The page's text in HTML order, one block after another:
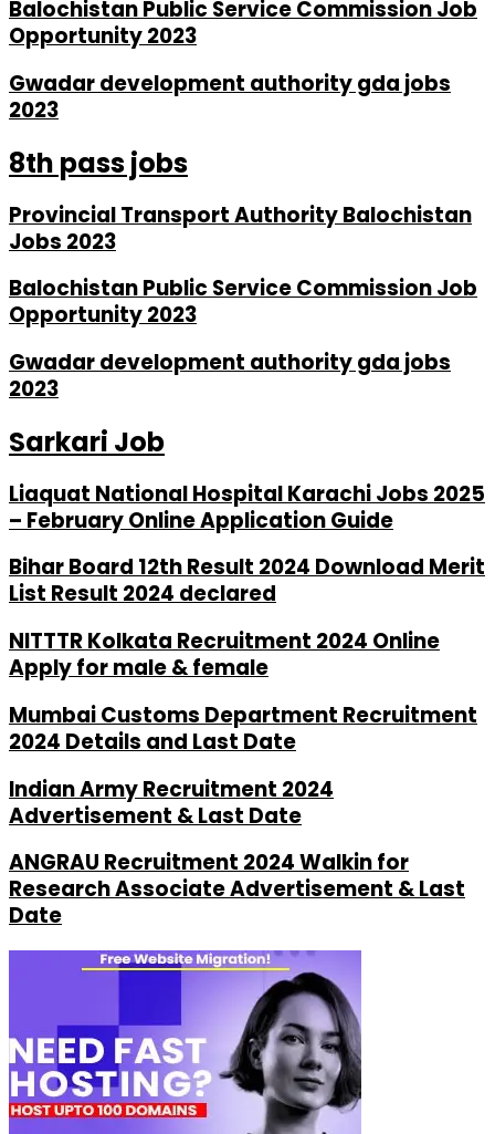
Balochistan Public Service Commission Job
Opportunity 2023
Gwadar development authority gda jobs
2023
8th pass jobs
Provincial Transport Authority Balochistan
Jobs 2023
Balochistan Public Service Commission Job
Opportunity 2023
Gwadar development authority gda jobs
2023
Sarkari Job
Liaquat National Hospital Karachi Jobs 2025
– February Online Application Guide
Bihar Board 12th Result 2024 Download Merit
List Result 2024 declared
NITTTR Kolkata Recruitment 2024 Online
Apply for male & female
Mumbai Customs Department Recruitment
2024 Details and Last Date
Indian Army Recruitment 2024
Advertisement & Last Date
ANGRAU Recruitment 2024 Walkin for
Research Associate Advertisement & Last
Date